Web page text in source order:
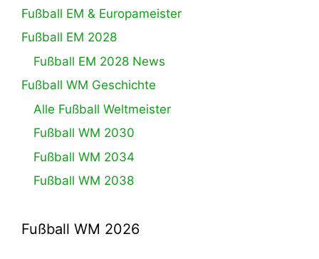
Fußball EM & Europameister
Fußball EM 2028
Fußball EM 2028 News
Fußball WM Geschichte
Alle Fußball Weltmeister
Fußball WM 2030
Fußball WM 2034
Fußball WM 2038
Fußball WM 2026